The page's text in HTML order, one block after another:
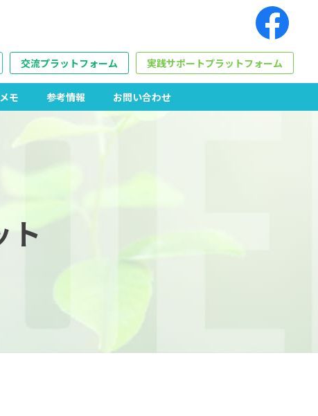
交流プラットフォーム 実践サポートプラットフォーム
モ 参考情報 お問い合わせ
ト